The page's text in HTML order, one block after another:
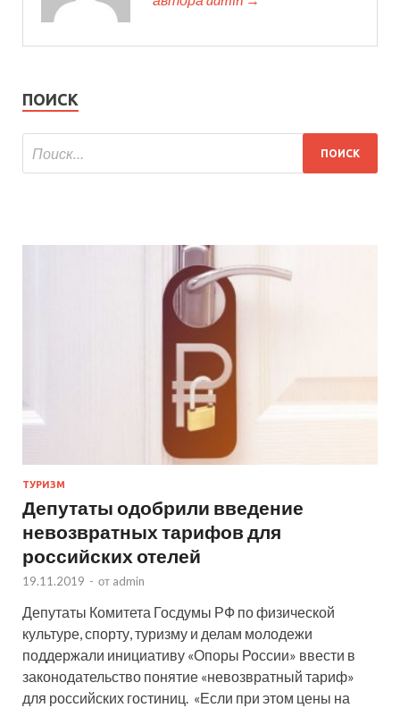
ПОИСК
ТУРИЗМ
Депутаты одобрили введение
невозвратных тарифов для
российских отелей
19.11.2019 - от admin
Депутаты Комитета Госдумы РФ по физической
культуре, спорту, туризму и делам молодежи
поддержали инициативу «Опоры России» ввести в
законодательство понятие «невозвратный тариф»
для российских гостиниц. «Если при этом цены на